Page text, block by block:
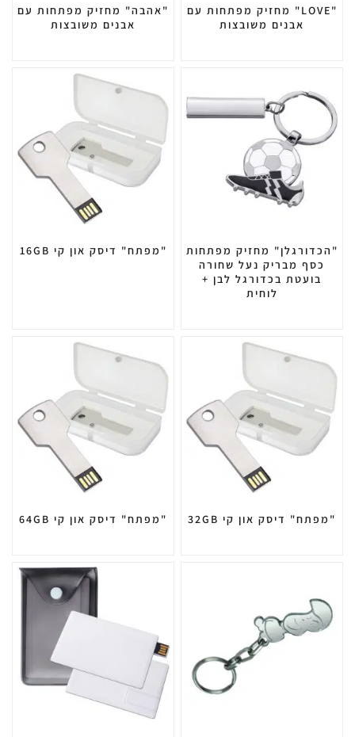
"LOVE" מחזיק מפתחות עם
אבנים משובצות
"אהבה" מחזיק מפתחות עם
אבנים משובצות
"הכדורגלן" מחזיק מפתחות
כסף מבריק נעל שחורה
בועטת בכדורגל לבן +
לוחית
"מפתח" דיסק און קי 16GB
"מפתח" דיסק און קי 32GB "מפתח" דיסק און קי 64GB